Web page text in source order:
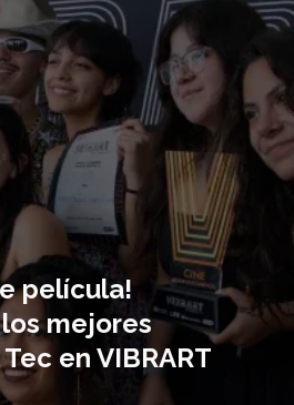
película!
mejores
en VIBRART